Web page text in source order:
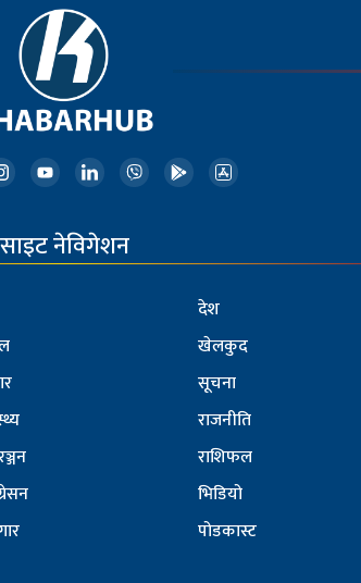
साइट नेविगेशन
देश
खेलकुद
सूचना
राजनीति
राशिफल
भिडियो
पोडकास्ट